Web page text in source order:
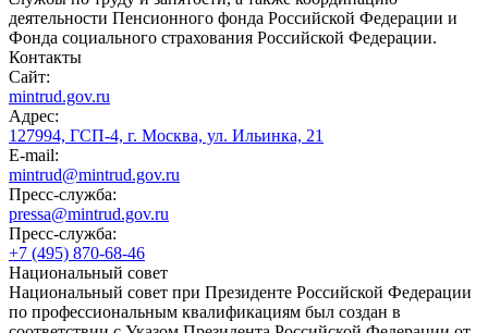
деятельности Пенсионного фонда Российской Федерации и
Фонда социального страхования Российской Федерации.
Контакты
Сайт:
mintrud.gov.ru
Адрес:
127994, ГСП-4, г. Москва, ул. Ильинка, 21
E-mail:
mintrud@mintrud.gov.ru
Пресс-служба:
pressa@mintrud.gov.ru
Пресс-служба:
+7 (495) 870-68-46
Национальный совет
Национальный совет при Президенте Российской Федерации
по профессиональным квалификациям был создан в